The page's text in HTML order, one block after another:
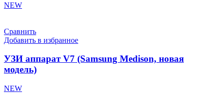
NEW
Сравнить
Добавить в избранное
УЗИ аппарат V7 (Samsung Medison, новая
модель)
NEW